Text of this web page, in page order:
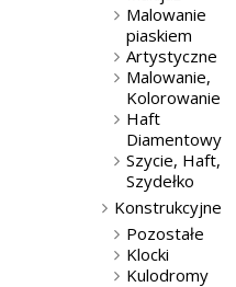
Malowanie
piaskiem
Artystyczne
Malowanie,
Kolorowanie
Haft
Diamentowy
Szycie, Haft,
Szydełko
Konstrukcyjne
Pozostałe
Klocki
Kulodromy